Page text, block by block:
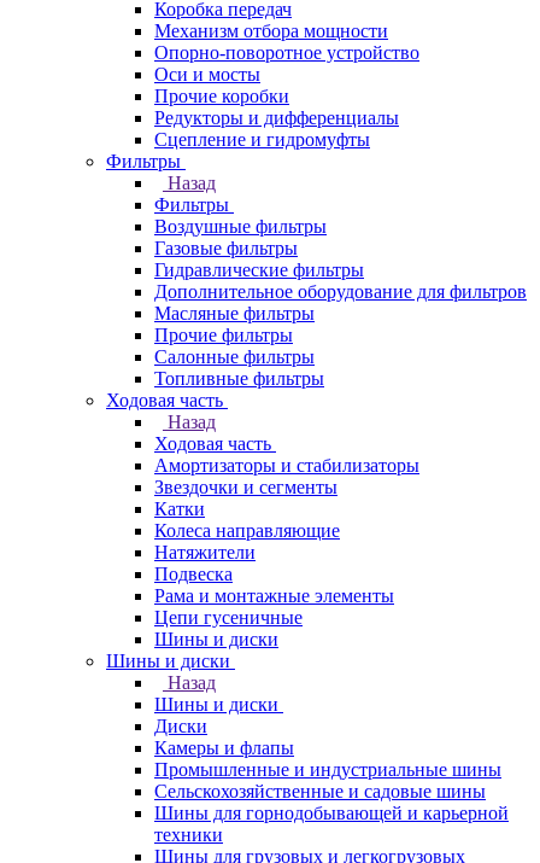
Коробка передач
Механизм отбора мощности
Опорно-поворотное устройство
Оси и мосты
Прочие коробки
Редукторы и дифференциалы
Сцепление и гидромуфты
Фильтры
Назад
Фильтры
Воздушные фильтры
Газовые фильтры
Гидравлические фильтры
Дополнительное оборудование для фильтров
Масляные фильтры
Прочие фильтры
Салонные фильтры
Топливные фильтры
Ходовая часть
Назад
Ходовая часть
Амортизаторы и стабилизаторы
Звездочки и сегменты
Катки
Колеса направляющие
Натяжители
Подвеска
Рама и монтажные элементы
Цепи гусеничные
Шины и диски
Шины и диски
Назад
Шины и диски
Диски
Камеры и флапы
Промышленные и индустриальные шины
Сельскохозяйственные и садовые шины
Шины для горнодобывающей и карьерной
техники
Шины для грузовых и легкогрузовых